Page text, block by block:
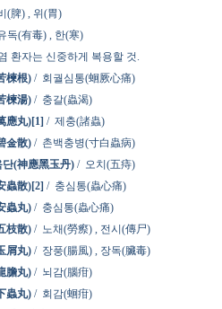
(脾) , 위(胃)
독(有毒) , 한(寒)
환자는 신중하게 복용할 것.
楝根) / 회궐심통(蛔厥心痛)
楝湯) / 충갈(蟲渴)
應丸)[1] / 제충(諸蟲)
金散) / 촌백충병(寸白蟲病)
단(神應黑玉丹) / 오치(五痔)
蟲散)[2] / 충심통(蟲心痛)
蟲丸) / 충심통(蟲心痛)
枝散) / 노채(勞瘵) , 전시(傳尸)
屑丸) / 장풍(腸風) , 장독(臟毒)
膽丸) / 뇌감(腦疳)
蟲丸) / 회감(蛔疳)